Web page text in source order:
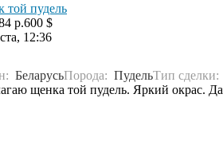
той пудель
р.600 $
12:36
БеларусьПорода: ПудельТип сделки:
щенка той пудель. Яркий окрас.